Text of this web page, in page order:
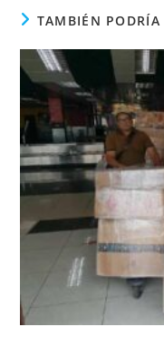
TAMBIÉN PODRÍA